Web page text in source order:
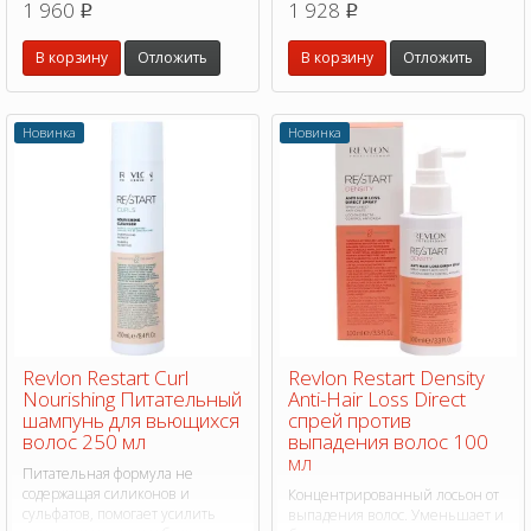
Создает защитный слой
предотвращая повреждения,
вызванные теплом
инструментов для укладки.
1 960 p
В корзину Отложить
используйте в качестве
несмываемого кондиционера
для интенсивного
кондиционирования и
придания формы.
1 928 p
В корзину Отложить
Новинка
Revlon Restart Curl
Nourishing Питательный
шампунь для вьющихся
волос 250 мл
Питательная формула не
содержащая силиконов и
сульфатов, помогает усилить
Новинка
Revlon Restart Density
Anti-Hair Loss Direct
спрей против
выпадения волос 100
мл
Концентрированный лосьон от
выпадения волос. Уменьшает и